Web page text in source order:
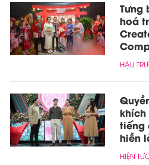
Tưng
hoá
HẬU
tiếng
hiền
HIỆN